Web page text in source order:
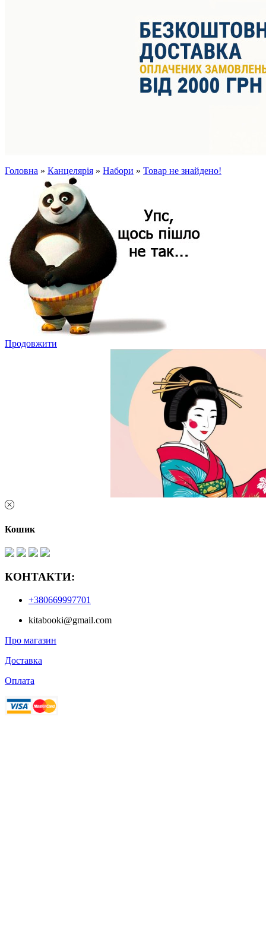
Головна » Канцелярія » Набори » Товар не знайдено!
Продовжити
Кошик
КОНТАКТИ:
+380669997701
kitabooki@gmail.com
Про магазин
Доставка
Оплата